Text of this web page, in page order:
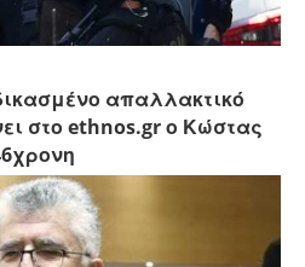
απαλλακτικό
στο ethnos.gr ο Κώστας